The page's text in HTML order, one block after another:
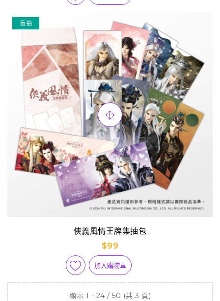
盲抽
俠義風情王牌集抽包
$99
加入購物車
顯示 1 - 24 / 50 (共 3 頁)